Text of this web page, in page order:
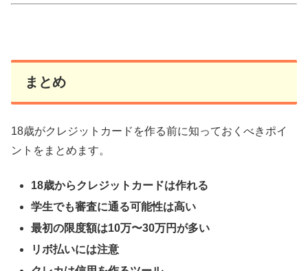
まとめ
18歳がクレジットカードを作る前に知っておくべきポイ
ントをまとめます。
18歳からクレジットカードは作れる
学生でも審査に通る可能性は高い
最初の限度額は10万〜30万円が多い
リボ払いには注意